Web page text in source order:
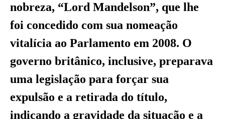
nobreza, “Lord Mandelson”, que lhe
foi concedido com sua nomeação
vitalícia ao Parlamento em 2008. O
governo britânico, inclusive, preparava
uma legislação para forçar sua
expulsão e a retirada do título,
indicando a gravidade da situação e a